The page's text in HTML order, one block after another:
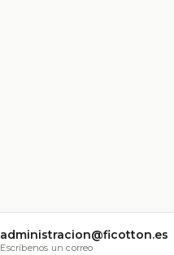
administracion@ficotton.es
Escríbenos un correo